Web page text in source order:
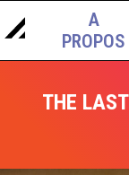
A
PROPOS
THE